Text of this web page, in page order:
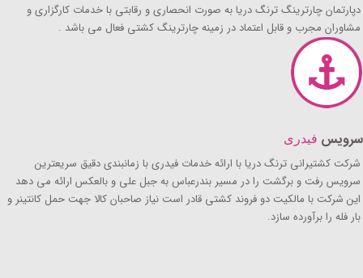
دپارتمان چارترینگ ترنگ دریا به صورت انحصاری و رقابتی با خدمات کارگزاری و
مشاوران مجرب و قابل اعتماد در زمینه چارترینگ کشتی فعال می باشد .
سرویس فیدری
شرکت کشتیرانی ترنگ دریا با ارائه خدمات فیدری با زمانبندی دقیق سریعترین
سرویس رفت و برگشت را در مسیر بندرعباس به جبل علی و بالعکس ارائه می دهد
این شرکت با مالکیت دو فروند کشتی قادر است نیاز صاحبان کالا جهت حمل کانتینر و
بار فله را برآورده سازد.